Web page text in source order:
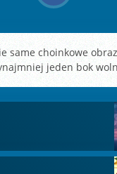
same choinkowe
jeden bok